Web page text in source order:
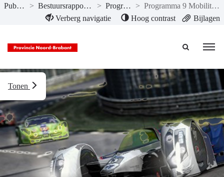
Naar hoofdinhoud
Publicaties > Bestuursrapportage II-2023 > Programma’s >
Programma 9 Mobiliteitsontwikkeling
Verberg navigatie
Hoog contrast Bijlagen
Tonen